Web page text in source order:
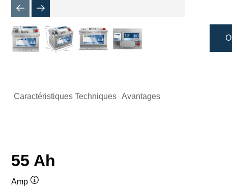
Caractéristiques Techniques Avantages
55 Ah
Amp